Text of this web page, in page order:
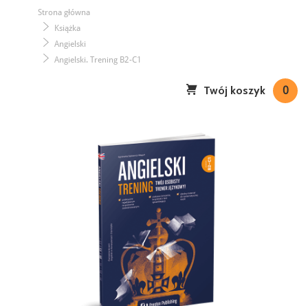
Strona główna
Książka
Angielski
Angielski. Trening B2-C1
Twój koszyk 0